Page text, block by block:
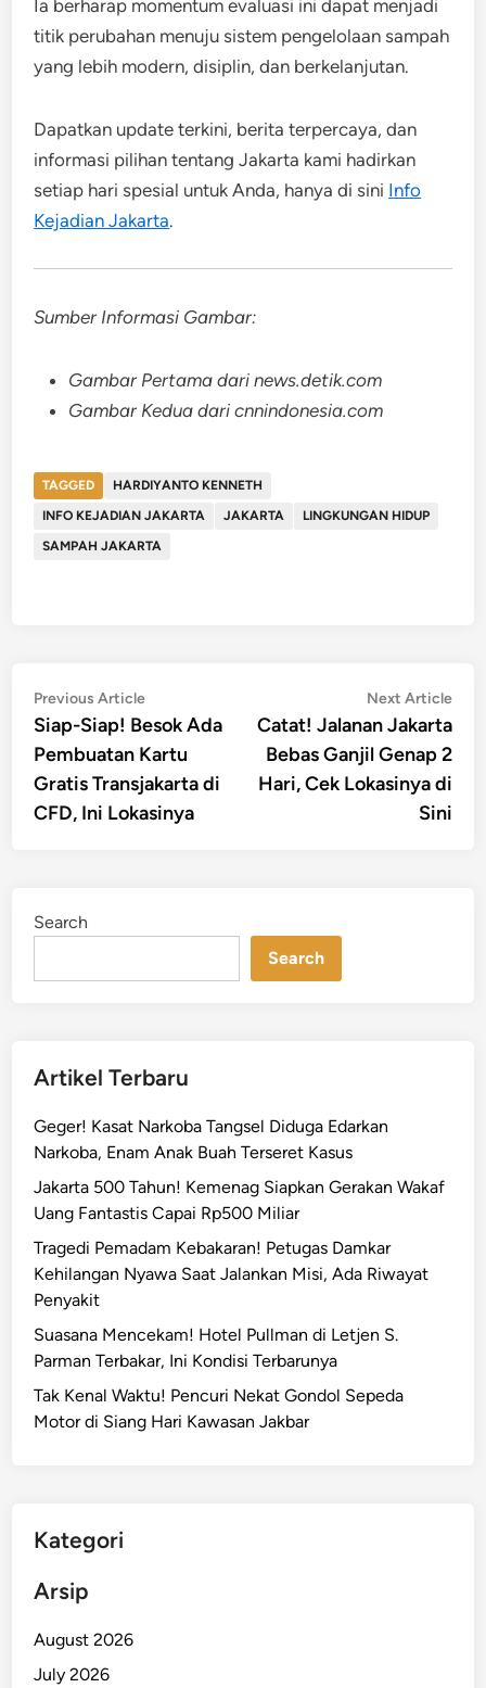
Ia berharap momentum evaluasi ini dapat menjadi
titik perubahan menuju sistem pengelolaan sampah
yang lebih modern, disiplin, dan berkelanjutan.
Dapatkan update terkini, berita terpercaya, dan
informasi pilihan tentang Jakarta kami hadirkan
setiap hari spesial untuk Anda, hanya di sini Info
Kejadian Jakarta.
Sumber Informasi Gambar:
Gambar Pertama dari news.detik.com
Gambar Kedua dari cnnindonesia.com
TAGGED
HARDIYANTO KENNETH
INFO KEJADIAN JAKARTA
JAKARTA
LINGKUNGAN HIDUP
SAMPAH JAKARTA
Post
navigation
Previous ArticlePrevious
article:
Siap-Siap! Besok Ada
Pembuatan Kartu
Gratis Transjakarta di
CFD, Ini Lokasinya
Next Article
Catat! Jalanan Jakarta
Bebas Ganjil Genap 2
Hari, Cek Lokasinya di
Sini
Search
Search
Artikel Terbaru
Geger! Kasat Narkoba Tangsel Diduga Edarkan
Narkoba, Enam Anak Buah Terseret Kasus
Jakarta 500 Tahun! Kemenag Siapkan Gerakan Wakaf
Uang Fantastis Capai Rp500 Miliar
Tragedi Pemadam Kebakaran! Petugas Damkar
Kehilangan Nyawa Saat Jalankan Misi, Ada Riwayat
Penyakit
Suasana Mencekam! Hotel Pullman di Letjen S.
Parman Terbakar, Ini Kondisi Terbarunya
Tak Kenal Waktu! Pencuri Nekat Gondol Sepeda
Motor di Siang Hari Kawasan Jakbar
Kategori
Arsip
August 2026
July 2026